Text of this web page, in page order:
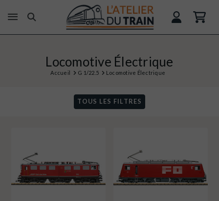
Locomotive Électrique
Accueil G 1/22.5 Locomotive Électrique
TOUS LES FILTRES